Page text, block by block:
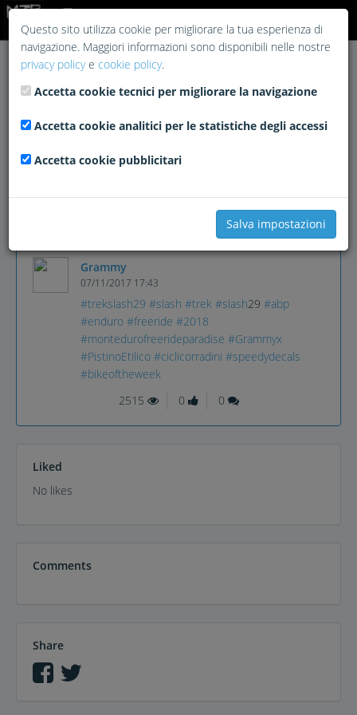
Grammy
07/11/2017 17:43
#trekslash29 #slash #trek #slash29 #abp
#enduro #freeride #2018
#montedurofreerideparadise #Grammyx
#PistinoEtilico #ciclicorradini #speedydecals
#bikeoftheweek
2515
0 0
Liked
No likes
Comments
Share
Questo sito utilizza cookie per migliorare la tua esperienza di
navigazione. Maggiori informazioni sono disponibili nelle nostre
privacy policye cookie policy.
Accetta cookie tecnici per migliorare la navigazione
Accetta cookie analitici per le statistiche degli accessi
Accetta cookie pubblicitari
Salva impostazioni